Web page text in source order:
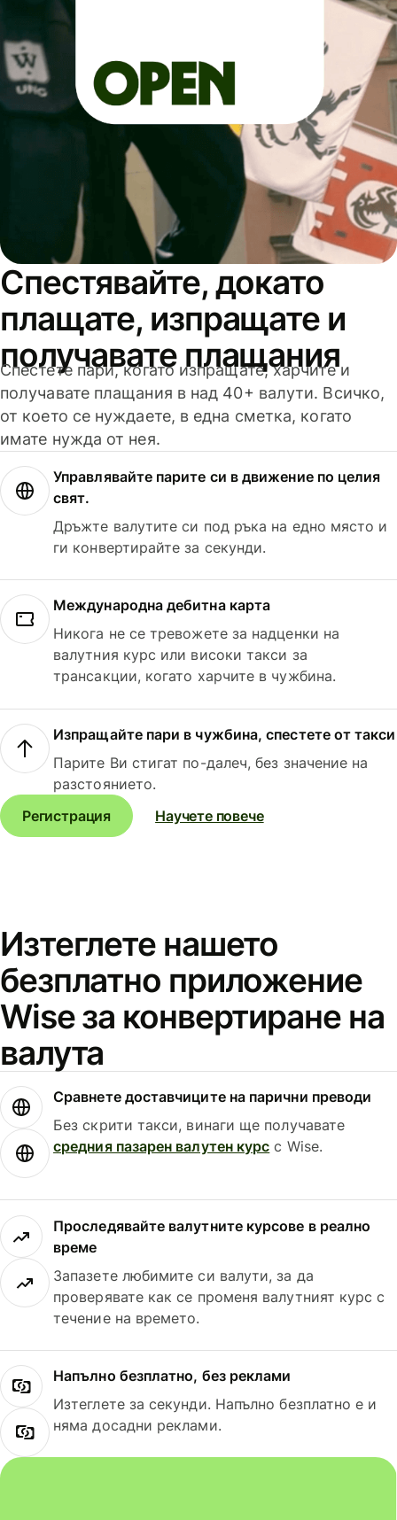
Спестявайте, докато
плащате, изпращате и
получавате плащания
Спестете пари, когато изпращате, харчите и
получавате плащания в над 40+ валути. Всичко,
от което се нуждаете, в една сметка, когато
имате нужда от нея.
Управлявайте парите си в движение по целия
свят.
Дръжте валутите си под ръка на едно място и
ги конвертирайте за секунди.
Международна дебитна карта
Никога не се тревожете за надценки на
валутния курс или високи такси за
трансакции, когато харчите в чужбина.
Изпращайте пари в чужбина, спестете от такси
Парите Ви стигат по-далеч, без значение на
разстоянието.
Регистрация
Научете повече
Изтеглете нашето
безплатно приложение
Wise за конвертиране на
валута
Сравнете доставчиците на парични преводи
Без скрити такси, винаги ще получавате
средния пазарен валутен курс с Wise.
Проследявайте валутните курсове в реално
време
Запазете любимите си валути, за да
проверявате как се променя валутният курс с
течение на времето.
Напълно безплатно, без реклами
Изтеглете за секунди. Напълно безплатно е и
няма досадни реклами.